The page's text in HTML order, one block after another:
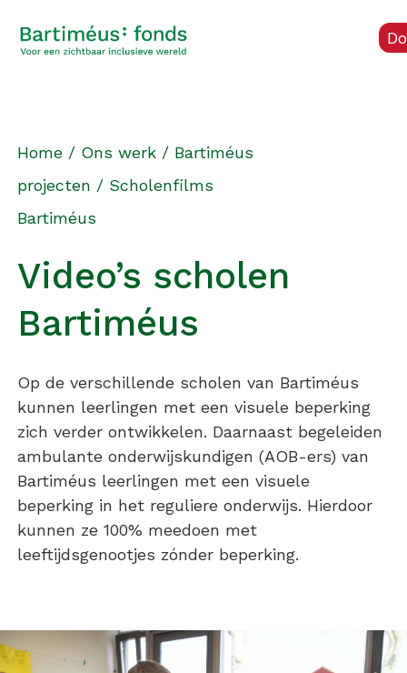
Home / Ons werk / Bartiméus
projecten / Scholenfilms
Bartiméus
Video’s scholen
Bartiméus
Op de verschillende scholen van Bartiméus
kunnen leerlingen met een visuele beperking
zich verder ontwikkelen. Daarnaast begeleiden
ambulante onderwijskundigen (AOB-ers) van
Bartiméus leerlingen met een visuele
beperking in het reguliere onderwijs. Hierdoor
kunnen ze 100% meedoen met
leeftijdsgenootjes zónder beperking.